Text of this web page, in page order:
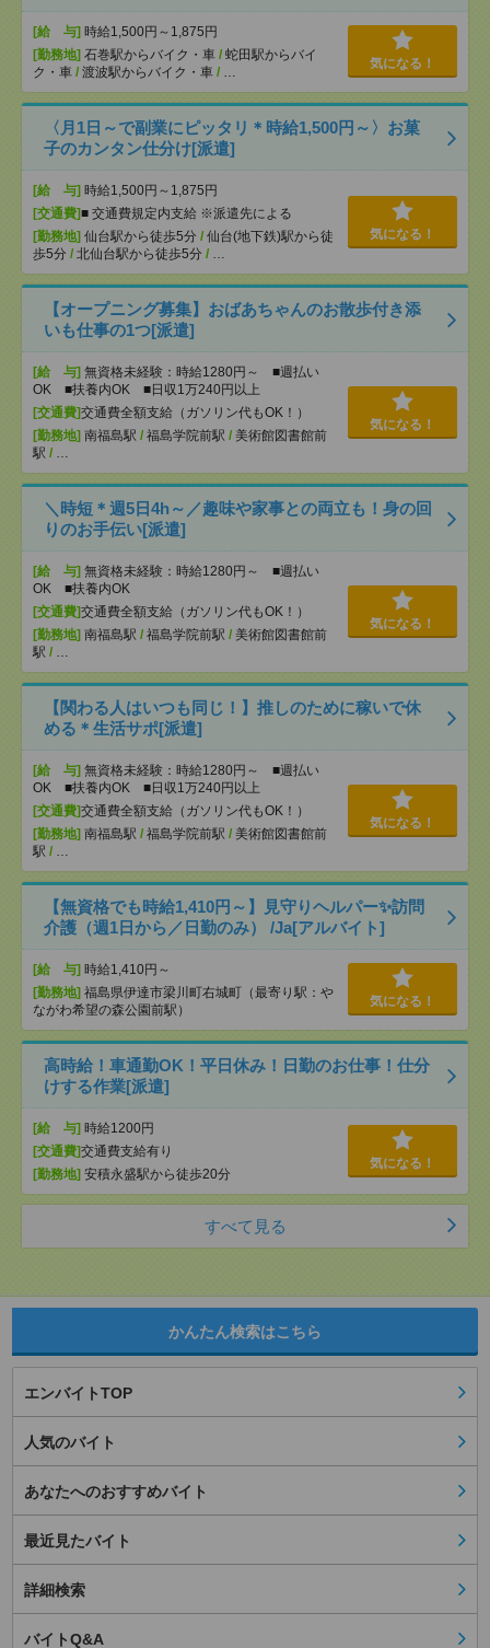
[給 与] 時給1,500円～1,875円
[勤務地] 石巻駅からバイク・車 / 蛇田駅からバイ
ク・車 / 渡波駅からバイク・車 / …
気になる！
〈月1日～で副業にピッタリ＊時給1,500円～〉お菓
子のカンタン仕分け[派遣]
[給 与] 時給1,500円～1,875円
[交通費]■ 交通費規定内支給 ※派遣先による
[勤務地] 仙台駅から徒歩5分 / 仙台(地下鉄)駅から徒
歩5分 / 北仙台駅から徒歩5分 / …
気になる！
【オープニング募集】おばあちゃんのお散歩付き添
いも仕事の1つ[派遣]
[給 与] 無資格未経験：時給1280円～ ■週払い
OK ■扶養内OK ■日収1万240円以上
[交通費]交通費全額支給（ガソリン代もOK！）
[勤務地] 南福島駅 / 福島学院前駅 / 美術館図書館前
駅 / …
気になる！
＼時短＊週5日4h～／趣味や家事との両立も！身の回
りのお手伝い[派遣]
[給 与] 無資格未経験：時給1280円～ ■週払い
OK ■扶養内OK
[交通費]交通費全額支給（ガソリン代もOK！）
[勤務地] 南福島駅 / 福島学院前駅 / 美術館図書館前
駅 / …
気になる！
【関わる人はいつも同じ！】推しのために稼いで休
める＊生活サポ[派遣]
[給 与] 無資格未経験：時給1280円～ ■週払い
OK ■扶養内OK ■日収1万240円以上
[交通費]交通費全額支給（ガソリン代もOK！）
[勤務地] 南福島駅 / 福島学院前駅 / 美術館図書館前
駅 / …
気になる！
【無資格でも時給1,410円～】見守りヘルパー✨訪問
介護（週1日から／日勤のみ） /Ja[アルバイト]
[給 与] 時給1,410円～
[勤務地] 福島県伊達市梁川町右城町（最寄り駅：や
ながわ希望の森公園前駅）
気になる！
高時給！車通勤OK！平日休み！日勤のお仕事！仕分
けする作業[派遣]
[給 与] 時給1200円
[交通費]交通費支給有り
[勤務地] 安積永盛駅から徒歩20分
気になる！
すべて見る
かんたん検索はこちら
エンバイトTOP
人気のバイト
あなたへのおすすめバイト
最近見たバイト
詳細検索
バイトQ&A